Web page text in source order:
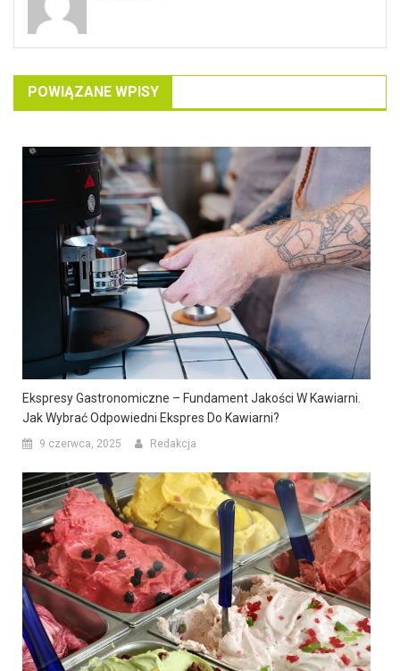
POWIĄZANE WPISY
Ekspresy Gastronomiczne – Fundament Jakości W Kawiarni.
Jak Wybrać Odpowiedni Ekspres Do Kawiarni?
9 czerwca, 2025 Redakcja